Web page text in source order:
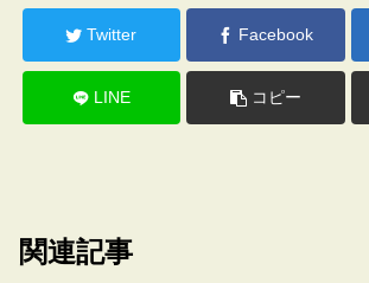
Twitter Facebook
LINE コピー
関連記事